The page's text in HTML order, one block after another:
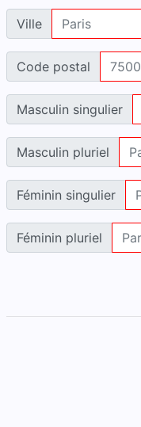
Ville
Code postal
Masculin singulier
Masculin pluriel
Féminin singulier
Féminin pluriel